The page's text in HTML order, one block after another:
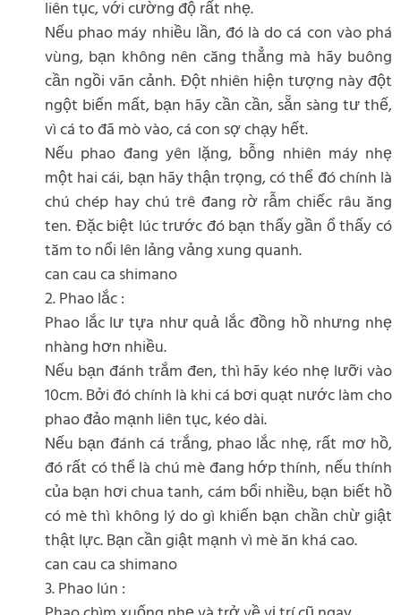
liên tục, với cường độ rất nhẹ.
Nếu phao máy nhiều lần, đó là do cá con vào phá
vùng, bạn không nên căng thẳng mà hãy buông
cần ngồi vãn cảnh. Đột nhiên hiện tượng này đột
ngột biến mất, bạn hãy cần cần, sẵn sàng tư thế,
vì cá to đã mò vào, cá con sợ chạy hết.
Nếu phao đang yên lặng, bỗng nhiên máy nhẹ
một hai cái, bạn hãy thận trọng, có thể đó chính là
chú chép hay chú trê đang rờ rẫm chiếc râu ăng
ten. Đặc biệt lúc trước đó bạn thấy gần ổ thấy có
tăm to nổi lên lảng vảng xung quanh.
can cau ca shimano
2. Phao lắc :
Phao lắc lư tựa như quả lắc đồng hồ nhưng nhẹ
nhàng hơn nhiều.
Nếu bạn đánh trắm đen, thì hãy kéo nhẹ lưỡi vào
10cm. Bởi đó chính là khi cá bơi quạt nước làm cho
phao đảo mạnh liên tục, kéo dài.
Nếu bạn đánh cá trắng, phao lắc nhẹ, rất mơ hồ,
đó rất có thể là chú mè đang hớp thính, nếu thính
của bạn hơi chua tanh, cám bổi nhiều, bạn biết hồ
có mè thì không lý do gì khiến bạn chần chừ giật
thật lực. Bạn cần giật mạnh vì mè ăn khá cao.
can cau ca shimano
3. Phao lún :